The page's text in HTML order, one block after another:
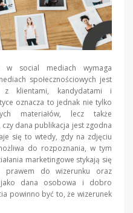
w social mediach wymaga
społecznościowych jest
z klientami, kandydatami i
oznacza to jednak nie tylko
materiałów, lecz także
dana publikacja jest zgodna
się to wtedy, gdy na zdjęciu
do rozpoznania, w tym
marketingowe stykają się
prawem do wizerunku oraz
jako dana osobowa i dobro
powinno być to, że wizerunek